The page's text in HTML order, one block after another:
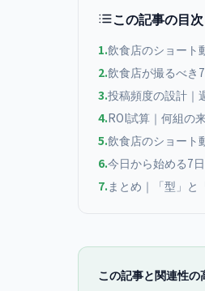
この記事の目次
1.飲食店のショート
2.飲食店が撮るべき
3.投稿頻度の設計｜
4.ROI試算｜何組の
5.飲食店のショート
6.今日から始める7
7.まとめ｜「型」と
この記事と関連性の